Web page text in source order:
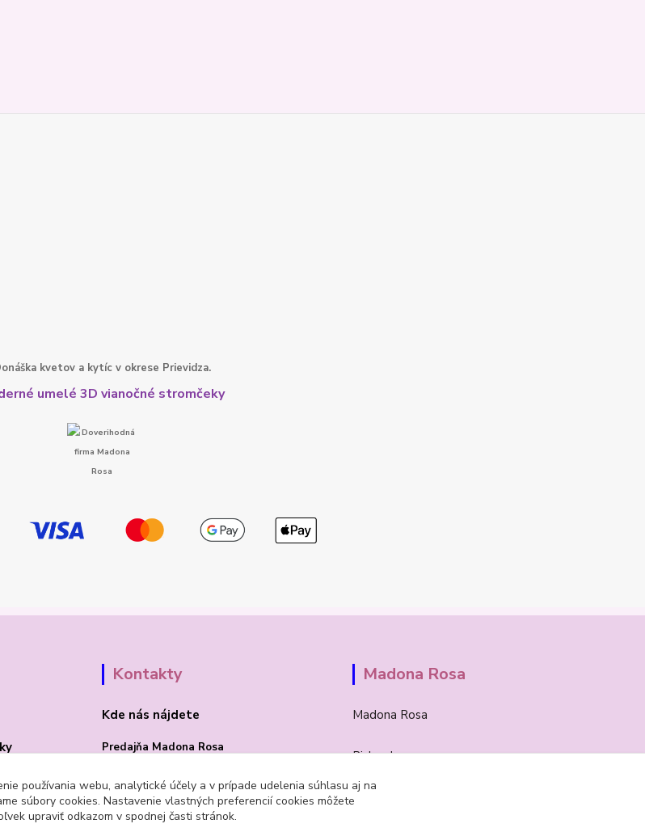
kvetov a kytíc v okrese Prievidza.
umelé 3D vianočné stromčeky
Kontakty
Kde nás nájdete
Predajňa Madona Rosa
PRIEVIDZA 97101
Madona Rosa
Madona Rosa
Richard
+421 905 276 211
používania webu, analytické účely a v prípade udelenia súhlasu aj na
súbory cookies. Nastavenie vlastných preferencií cookies môžete
upraviť odkazom v spodnej časti stránok.